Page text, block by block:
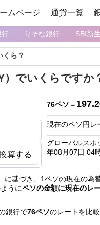
ムページ 通貨一覧
りそな銀行 SBI新
くら？
）でいくらですか
算する
76ペソ ＝
現在のペソ円レ
グローバルスポ
年08月07日 04
に基づき、1ペソの現在の為
うにペソの金額に現在のレ
銀行で76ペソのレートを比